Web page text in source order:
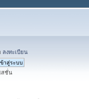
ลงทะเบียน
สชั่น